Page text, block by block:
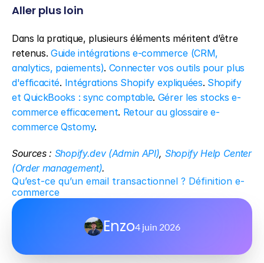
Aller plus loin
Dans la pratique, plusieurs éléments méritent d’être
retenus. Guide intégrations e-commerce (CRM,
analytics, paiements). Connecter vos outils pour plus
d'efficacité. Intégrations Shopify expliquées. Shopify
et QuickBooks : sync comptable. Gérer les stocks e-
commerce efficacement. Retour au glossaire e-
commerce Qstomy.
Sources : Shopify.dev (Admin API), Shopify Help Center
(Order management).
Qu’est-ce qu’un email transactionnel ? Définition e-
commerce
Enzo4 juin 2026